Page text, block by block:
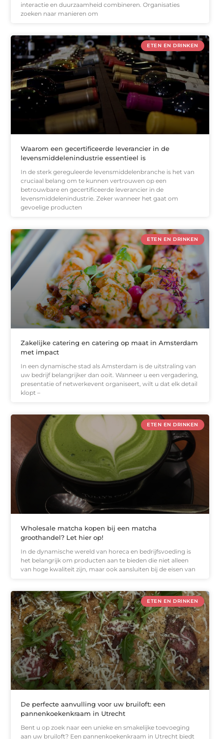
interactie en duurzaamheid combineren. Organisaties
zoeken naar manieren om
ETEN EN DRINKEN
Waarom een gecertificeerde leverancier in de
levensmiddelenindustrie essentieel is
In de sterk gereguleerde levensmiddelenbranche is het van
cruciaal belang om te kunnen vertrouwen op een
betrouwbare en gecertificeerde leverancier in de
levensmiddelenindustrie. Zeker wanneer het gaat om
gevoelige producten
ETEN EN DRINKEN
Zakelijke catering en catering op maat in Amsterdam
met impact
In een dynamische stad als Amsterdam is de uitstraling van
uw bedrijf belangrijker dan ooit. Wanneer u een vergadering,
presentatie of netwerkevent organiseert, wilt u dat elk detail
klopt –
ETEN EN DRINKEN
Wholesale matcha kopen bij een matcha
groothandel? Let hier op!
In de dynamische wereld van horeca en bedrijfsvoeding is
het belangrijk om producten aan te bieden die niet alleen
van hoge kwaliteit zijn, maar ook aansluiten bij de eisen van
ETEN EN DRINKEN
De perfecte aanvulling voor uw bruiloft: een
pannenkoekenkraam in Utrecht
Bent u op zoek naar een unieke en smakelijke toevoeging
aan uw bruiloft? Een pannenkoekenkraam in Utrecht biedt